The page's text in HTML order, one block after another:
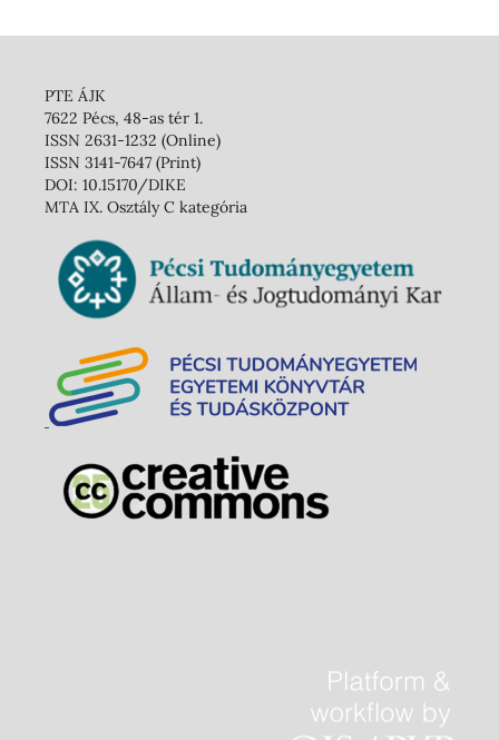
PTE ÁJK
7622 Pécs, 48-as tér 1.
ISSN 2631-1232 (Online)
ISSN 3141-7647 (Print)
DOI: 10.15170/DIKE
MTA IX. Osztály C kategória